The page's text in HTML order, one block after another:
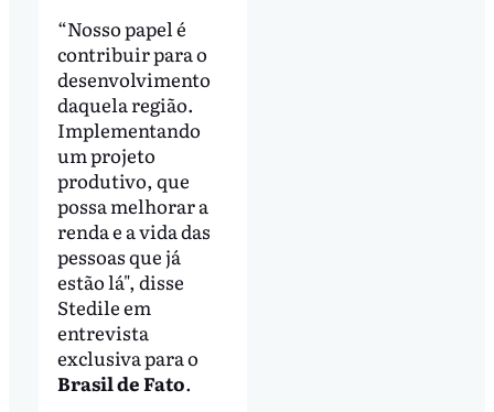
“Nosso papel é
contribuir para o
desenvolvimento
daquela região.
Implementando
um projeto
produtivo, que
possa melhorar a
renda e a vida das
pessoas que já
estão lá", disse
Stedile em
entrevista
exclusiva para o
Brasil de Fato.